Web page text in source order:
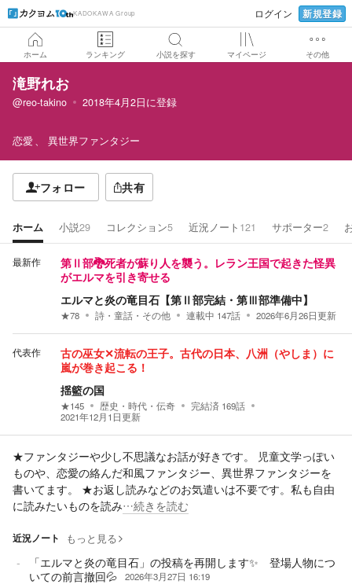
KADOKAWA Group ログイン 新規登録
ホーム ランキング 小説を探す マイページ その他
滝野れお
@reo-takino 2018年4月2日に登録
恋愛 異世界ファンタジー
フォロー 共有
ホーム 小説29 コレクション5 近況ノート 121 サポーター2
最新作
第Ⅱ部🐉死者が蘇り人を襲う。レラン王国で起きた怪異
がエルマを引き寄せる
エルマと炎の竜目石【第Ⅱ部完結・第Ⅲ部準備中】
★78 詩・童話・その他 連載中 147話 2026年6月26日更新
代表作
古の巫女✕流転の王子。古代の日本、八洲（やしま）に
嵐が巻き起こる！
揺籃の国
★145 歴史・時代・伝奇 完結済 169話
2021年12月1日更新
★ファンタジーや少し不思議なお話が好きです。 児童文学っぽい
ものや、恋愛の絡んだ和風ファンタジー、異世界ファンタジーを
書いてます。 ★お返し読みなどのお気遣いは不要です。私も自由
に読みたいものを読み…続きを読む
近況ノート もっと見る
「エルマと炎の竜目石」の投稿を再開します✨ 登場人物につ
いての前言撤回💦
2026年3月27日 16:19